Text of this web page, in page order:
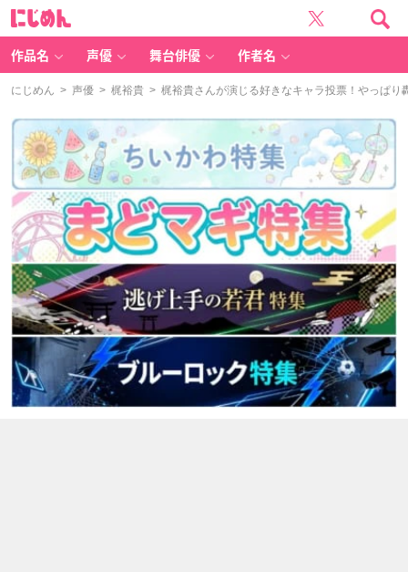
作品名 声優 舞台俳優 作者名
にじめん > 声優 > 梶裕貴 > 梶裕貴さんが演じる好きなキャラ投票！やっぱ